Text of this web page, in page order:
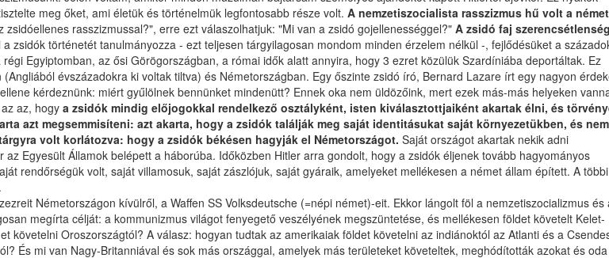
meg őket, ami életük és történelmük legfontosabb része volt. A nemzetiszocialista rasszizmus hű volt a német
zsidóellenes rasszizmussal?", erre ezt válaszolhatjuk: "Mi van a zsidó gojellenességgel?" A zsidó faj
a zsidók történetét tanulmányozza - ezt teljesen tárgyilagosan mondom minden érzelem nélkül -, fejlődésüket a
Egyiptomban, az ősi Görögországban, a római idők alatt annyira, hogy 3 ezret közülük Szardíniába deportáltak. Ez
évszázadokra ki voltak tiltva) és Németországban. Egy őszinte zsidó író, Bernard Lazare írt egy nagyon
kérdeznünk: miért gyűlölnek bennünket mindenütt? Ennek oka nem üldözőink, mert ezek más-más helyeken
az, hogy a zsidók mindig előjogokkal rendelkező osztályként, isten kiválasztottjaiként akartak élni, és
azt megsemmisíteni: azt akarta, hogy a zsidók találják meg saját identitásukat saját környezetükben, és nem
volt korlátozva: hogy a zsidók békésen hagyják el Németországot. Saját országot akartak nekik adni
Egyesült Államok belépett a háborúba. Időközben Hitler arra gondolt, hogy a zsidók éljenek tovább hagyományos
rendőrségük volt, saját villamosuk, saját zászlójuk, saját gyáraik, amelyeket mellékesen a német állam épített. A többi
Németországon kívülről, a Waffen SS Volksdeutsche (=népi német)-eit. Ekkor lángolt föl a nemzetiszocializmus és
megírta célját: a kommunizmus világot fenyegető veszélyének megszüntetése, és mellékesen földet követelt Kelet-
Oroszországtól? A válasz: hogyan tudtak az amerikaiak földet követelni az indiánoktól az Atlanti és a
És mi van Nagy-Britanniával és sok más országgal, amelyek más területeket követeltek, meghódították azokat és oda